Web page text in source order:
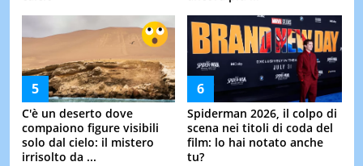
C'è un deserto dove
compaiono figure visibili
solo dal cielo: il mistero
irrisolto da ...
Spiderman 2026, il colpo di
scena nei titoli di coda del
film: lo hai notato anche
tu?